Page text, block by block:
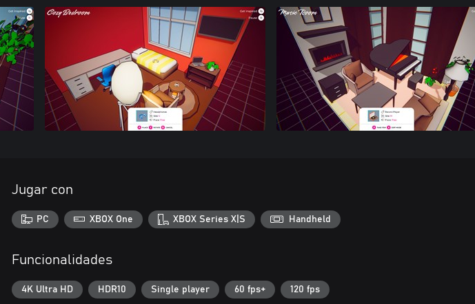
Jugar con
PC XBOX One XBOX Series X|S Handheld
Funcionalidades
4K Ultra HD HDR10 Single player 60 fps+ 120 fps